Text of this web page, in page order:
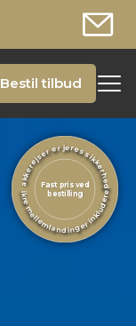
Bestil tilbud
Pakkerejser er jeres sikkerhed
Sikre mellemlandinger inkluderet
Fast pris ved
bestilling